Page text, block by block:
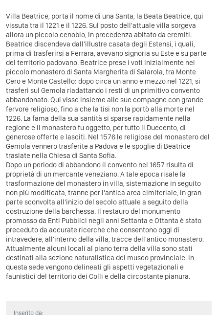
Villa Beatrice, porta il nome di una Santa, la Beata Beatrice, qui
vissuta tra il 1221 e il 1226. Sul posto dell'attuale villa sorgeva
allora un piccolo cenobio, in precedenza abitato da eremiti.
Beatrice discendeva dall'illustre casata degli Estensi, i quali,
prima di trasferirsi a Ferrara, avevano signoria su Este e su parte
del territorio padovano. Beatrice prese i voti inizialmente nel
piccolo monastero di Santa Margherita di Salarola, tra Monte
Cero e Monte Castello: dopo circa un anno e mezzo nel 1221, si
trasferì sul Gemola riadattando i resti di un primitivo convento
abbandonato. Qui visse insieme alle sue compagne con grande
fervore religioso, fino a che la tisi non la portò alla morte nel
1226. La fama della sua santità si sparse rapidamente nella
regione e il monastero fu oggetto, per tutto il Duecento, di
generose offerte e lasciti. Nel 1576 le religiose del monastero del
Gemola vennero trasferite a Padova e le spoglie di Beatrice
traslate nella Chiesa di Santa Sofia.
Dopo un periodo di abbandono il convento nel 1657 risulta di
proprietà di un mercante veneziano. A tale epoca risale la
trasformazione del monastero in villa, sistemazione in seguito
non più modificata, tranne per l'antica area cimiteriale, in gran
parte sconvolta all'inizio del secolo attuale a seguito della
costruzione della barchessa. Il restauro del monumento
promosso da Enti Pubblici negli anni Settanta e Ottanta è stato
preceduto da accurate ricerche che consentono oggi di
intravedere, all'interno della villa, tracce dell'antico monastero.
Attualmente alcuni locali al piano terra della villa sono stati
destinati alla sezione naturalistica del museo provinciale. In
questa sede vengono delineati gli aspetti vegetazionali e
faunistici del territorio dei Colli e della circostante pianura.
Inserito da: